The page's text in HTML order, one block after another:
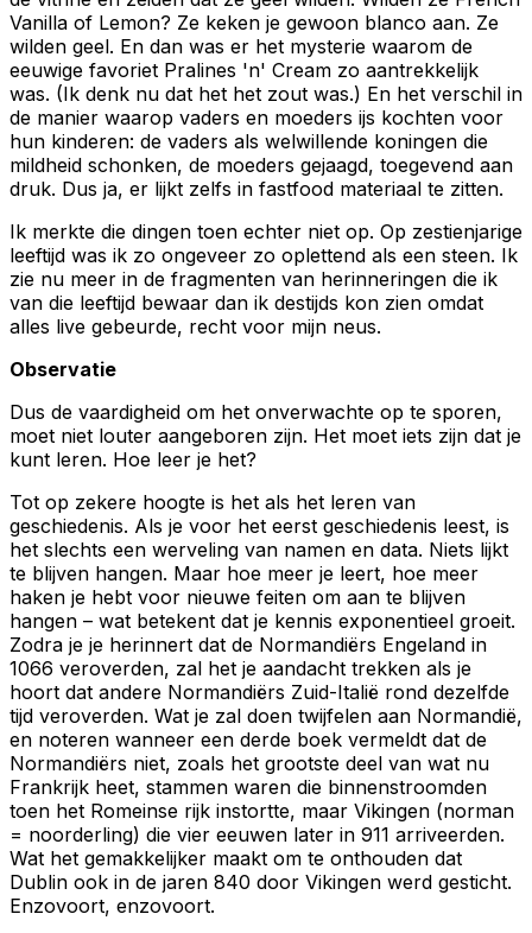
Vanilla of Lemon? Ze keken je gewoon blanco aan. Ze
wilden geel. En dan was er het mysterie waarom de
eeuwige favoriet Pralines 'n' Cream zo aantrekkelijk
was. (Ik denk nu dat het het zout was.) En het verschil in
de manier waarop vaders en moeders ijs kochten voor
hun kinderen: de vaders als welwillende koningen die
mildheid schonken, de moeders gejaagd, toegevend aan
druk. Dus ja, er lijkt zelfs in fastfood materiaal te zitten.
Ik merkte die dingen toen echter niet op. Op zestienjarige
leeftijd was ik zo ongeveer zo oplettend als een steen. Ik
zie nu meer in de fragmenten van herinneringen die ik
van die leeftijd bewaar dan ik destijds kon zien omdat
alles live gebeurde, recht voor mijn neus.
Observatie
Dus de vaardigheid om het onverwachte op te sporen,
moet niet louter aangeboren zijn. Het moet iets zijn dat je
kunt leren. Hoe leer je het?
Tot op zekere hoogte is het als het leren van
geschiedenis. Als je voor het eerst geschiedenis leest, is
het slechts een werveling van namen en data. Niets lijkt
te blijven hangen. Maar hoe meer je leert, hoe meer
haken je hebt voor nieuwe feiten om aan te blijven
hangen – wat betekent dat je kennis exponentieel groeit.
Zodra je je herinnert dat de Normandiërs Engeland in
1066 veroverden, zal het je aandacht trekken als je
hoort dat andere Normandiërs Zuid-Italië rond dezelfde
tijd veroverden. Wat je zal doen twijfelen aan Normandië,
en noteren wanneer een derde boek vermeldt dat de
Normandiërs niet, zoals het grootste deel van wat nu
Frankrijk heet, stammen waren die binnenstroomden
toen het Romeinse rijk instortte, maar Vikingen (norman
= noorderling) die vier eeuwen later in 911 arriveerden.
Wat het gemakkelijker maakt om te onthouden dat
Dublin ook in de jaren 840 door Vikingen werd gesticht.
Enzovoort, enzovoort.